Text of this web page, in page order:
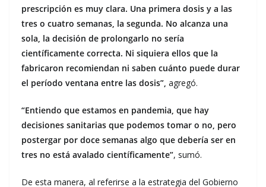
prescripción es muy clara. Una primera dosis y a las
tres o cuatro semanas, la segunda. No alcanza una
sola, la decisión de prolongarlo no sería
científicamente correcta. Ni siquiera ellos que la
fabricaron recomiendan ni saben cuánto puede durar
el período ventana entre las dosis”, agregó.
“Entiendo que estamos en pandemia, que hay
decisiones sanitarias que podemos tomar o no, pero
postergar por doce semanas algo que debería ser en
tres no está avalado científicamente”, sumó.
De esta manera, al referirse a la estrategia del Gobierno